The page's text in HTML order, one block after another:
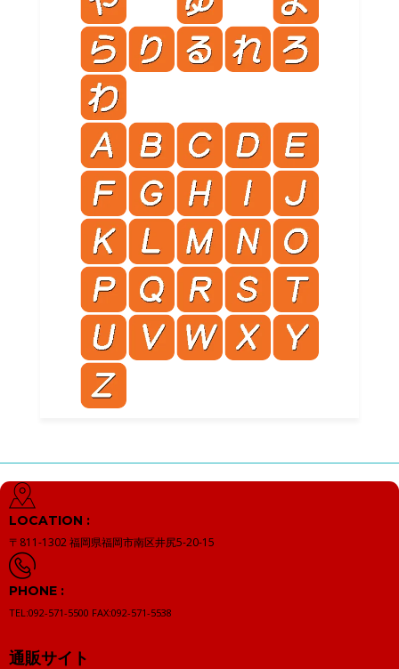
LOCATION :
〒811-1302福岡県福岡市南区井尻5-20-15
PHONE :
TEL:092-571-5500 FAX:092-571-5538
通販サイト